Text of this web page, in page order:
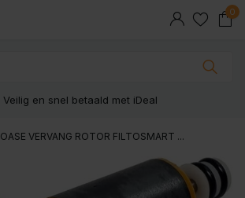
0
Veilig en snel betaald met iDeal
OASE VERVANG ROTOR FILTOSMART ...